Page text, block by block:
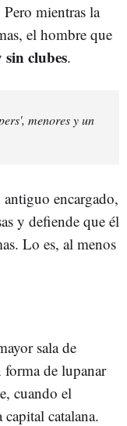
mientras la
el hombre que
sin clubes.
menores y un
encargado,
y defiende que él
Lo es, al menos
sala de
forma de lupanar
cuando el
catalana.